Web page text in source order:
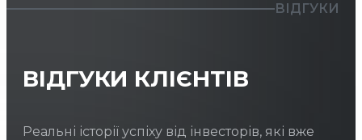
ВІДГУКИ
ВІДГУКИ КЛІЄНТІВ
Реальні історії успіху від інвесторів, які вже